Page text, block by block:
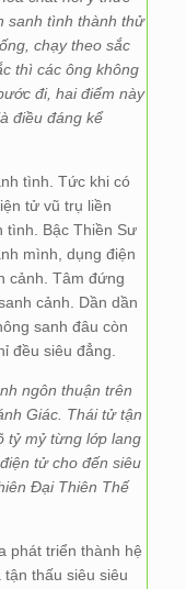
sanh tình thành thử
chạy theo sắc
thì các ông không
đi, hai điểm này
điều đáng kể
tình. Tức khi có
tử vũ trụ liền
tình. Bậc Thiền Sư
mình, dụng điện
cảnh. Tâm đứng
cảnh. Dần dần
sanh đâu còn
đều siêu đẳng.
ngôn thuận trên
Giác. Thái tử tận
tỷ mỷ từng lớp lang
tử cho đến siêu
Đại Thiên Thế
phát triển thành hệ
thấu siêu siêu